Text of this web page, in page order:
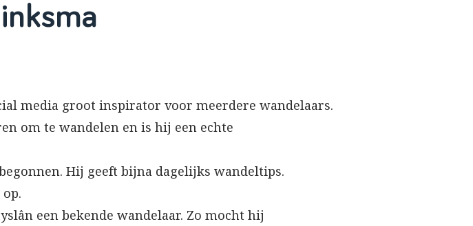
media groot inspirator voor meerdere wandelaars.
om te wandelen en is hij een echte
Hij geeft bijna dagelijks wandeltips.
een bekende wandelaar. Zo mocht hij